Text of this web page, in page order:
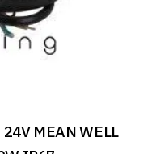
MEAN WELL